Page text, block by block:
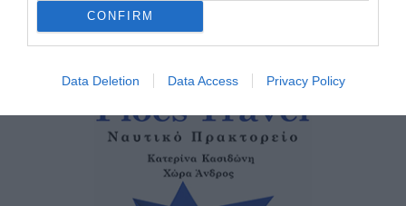
CONFIRM
Data Deletion Data Access Privacy Policy